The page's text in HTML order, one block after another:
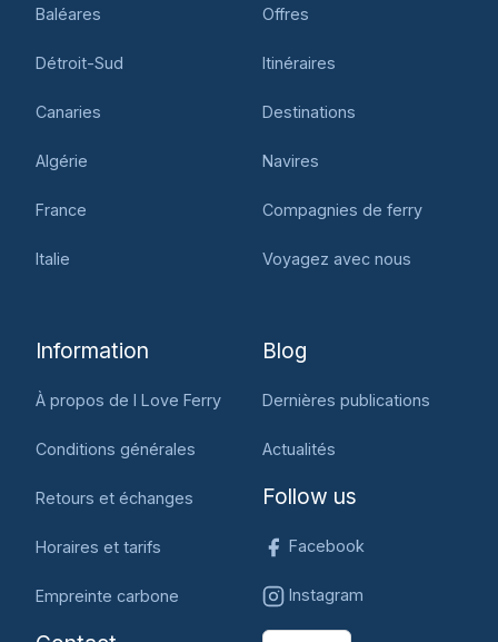
Baléares
Détroit-Sud
Canaries
Algérie
France
Italie
Offres
Itinéraires
Destinations
Navires
Compagnies de ferry
Voyagez avec nous
Information
À propos de I Love Ferry
Conditions générales
Retours et échanges
Horaires et tarifs
Empreinte carbone
Blog
Dernières publications
Actualités
Follow us
Facebook
Instagram